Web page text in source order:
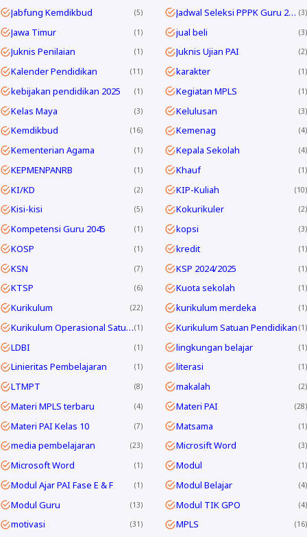
Jabfung Kemdikbud 5 Jadwal Seleksi PPPK Guru 2024 3
Jawa Timur 1 jual beli 3
Juknis Penilaian 1 Juknis Ujian PAI 2
Kalender Pendidikan 11 karakter 1
kebijakan pendidikan 2025 1 Kegiatan MPLS 1
Kelas Maya 3 Kelulusan 3
Kemdikbud 16 Kemenag 4
Kementerian Agama 1 Kepala Sekolah 4
KEPMENPANRB 1 Khauf 1
KI/KD 2 KIP-Kuliah 10
Kisi-kisi 5 Kokurikuler 2
Kompetensi Guru 2045 1 kopsi 3
KOSP 1 kredit 1
KSN 7 KSP 2024/2025 1
KTSP 6 Kuota sekolah 1
Kurikulum 22 kurikulum merdeka 1
Kurikulum Operasional Satuan Pendidikan 1 Kurikulum Satuan Pendidikan 1
LDBI 1 lingkungan belajar 1
Linieritas Pembelajaran 1 literasi 1
LTMPT 8 makalah 2
Materi MPLS terbaru 4 Materi PAI 28
Materi PAI Kelas 10 7 Matsama 1
media pembelajaran 23 Microsift Word 3
Microsoft Word 1 Modul 1
Modul Ajar PAI Fase E & F 1 Modul Belajar 4
Modul Guru 13 Modul TIK GPO 4
motivasi 31 MPLS 16